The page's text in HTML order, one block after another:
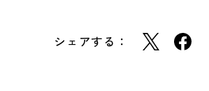
シェアする：